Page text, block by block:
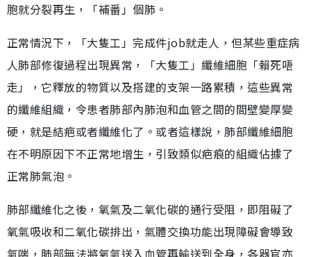
胞就分裂再生，「補番」個肺。
正常情況下，「大隻工」完成件job就走人，但某些重症病
人肺部修復過程出現異常，「大隻工」纖維細胞「賴死唔
走」，它釋放的物質以及搭建的支架一路累積，這些異常
的纖維組織，令患者肺部內肺泡和血管之間的間壁變厚變
硬，就是結疤或者纖維化了。或者這樣說，肺部纖維細胞
在不明原因下不正常地增生，引致類似疤痕的組織佔據了
正常肺氣泡。
肺部纖維化之後，氧氣及二氧化碳的通行受阻，即阻礙了
氧氣吸收和二氧化碳排出，氣體交換功能出現障礙會導致